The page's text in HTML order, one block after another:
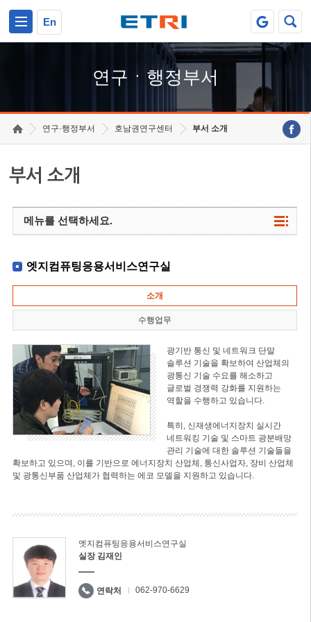
En
연구ㆍ행정부서
연구·행정부서 호남권연구센터 부서 소개
부서 소개
메뉴를 선택하세요.
엣지컴퓨팅응용서비스연구실
소개
수행업무
광기반 통신 및 네트워크 단말
솔루션 기술을 확보하여 산업체의
광통신 기술 수요를 해소하고
글로벌 경쟁력 강화를 지원하는
역할을 수행하고 있습니다.
특히, 신재생에너지장치 실시간
네트워킹 기술 및 스마트 광분배망
관리 기술에 대한 솔루션 기술들을
확보하고 있으며, 이를 기반으로 에너지장치 산업체, 통신사업자, 장비 산업체
및 광통신부품 산업체가 협력하는 에코 모델을 지원하고 있습니다.
엣지컴퓨팅응용서비스연구실
실장 김재인
연락처 062-970-6629